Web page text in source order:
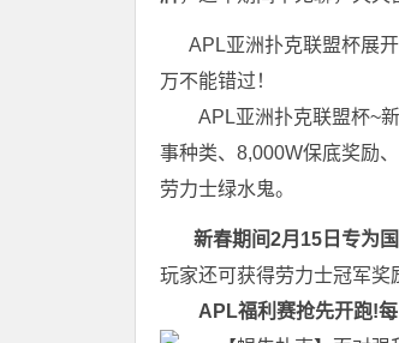
APL亚洲扑克联盟杯展
万不能错过！
APL亚洲扑克联盟杯~
事种类、8,000W保底奖励
劳力士绿水鬼。
新春期间2月15日专为国
玩家还可获得劳力士冠军奖
APL福利赛抢先开跑!